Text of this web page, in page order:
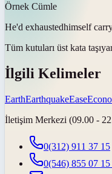
Örnek Cümle
He'd exhaustedhimself
Tüm kutuları üst kata
İlgili Kelimeler
EarthEarthquakeEase
İletişim Merkezi (09.00 -
0(312) 911 37 15
0(546) 855 07 15